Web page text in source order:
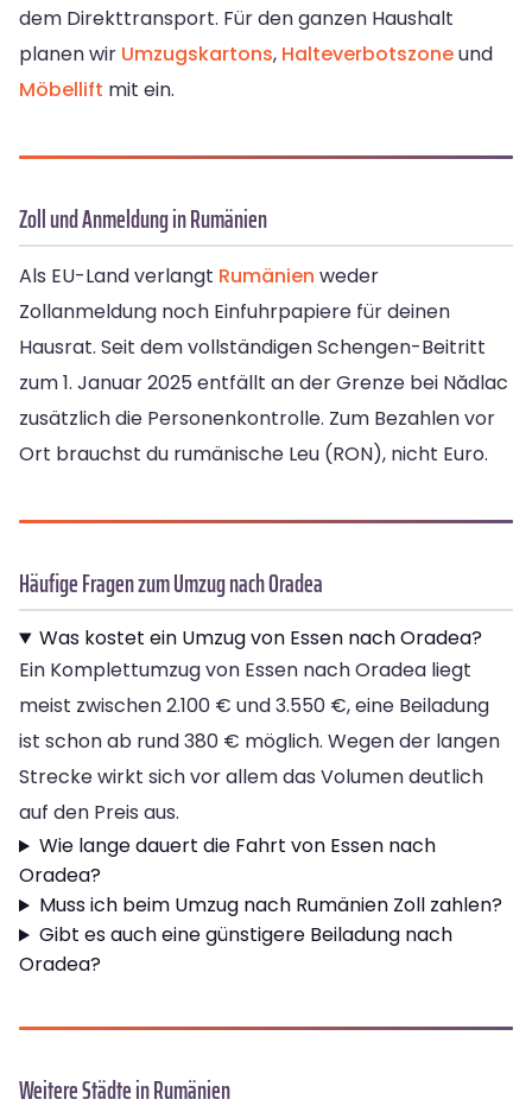
dem Direkttransport. Für den ganzen Haushalt
planen wir Umzugskartons, Halteverbotszoneund
Möbellift mit ein.
Zoll und Anmeldung in Rumänien
Als EU-Land verlangt Rumänien weder
Zollanmeldung noch Einfuhrpapiere für deinen
Hausrat. Seit dem vollständigen Schengen-Beitritt
zum 1. Januar 2025 entfällt an der Grenze bei Nădlac
zusätzlich die Personenkontrolle. Zum Bezahlen vor
Ort brauchst du rumänische Leu (RON), nicht Euro.
Häufige Fragen zum Umzug nach Oradea
Was kostet ein Umzug von Essen nach Oradea?
Ein Komplettumzug von Essen nach Oradea liegt
meist zwischen 2.100 € und 3.550 €, eine Beiladung
ist schon ab rund 380 € möglich. Wegen der langen
Strecke wirkt sich vor allem das Volumen deutlich
auf den Preis aus.
Wie lange dauert die Fahrt von Essen nach
Oradea?
Muss ich beim Umzug nach Rumänien Zoll zahlen?
Gibt es auch eine günstigere Beiladung nach
Oradea?
Weitere Städte in Rumänien